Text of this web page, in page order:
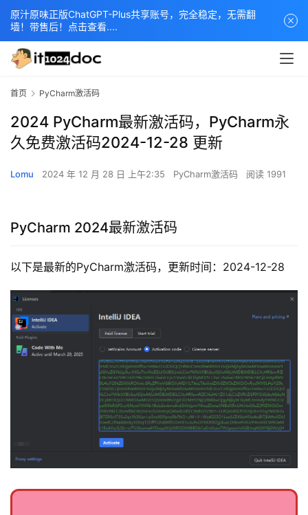
首页 PyCharm激活码
2024 PyCharm最新激活码，PyCharm永
久免费激活码2024-12-28 更新
Lomu 2024 年 12 月 28 日 上午2:35 PyCharm激活码 阅读 1991
PyCharm 2024最新激活码
以下是最新的PyCharm激活码，更新时间：2024-12-28
原汁原味正版ChatGPT-Plus共享账号，完全稳定，无需翻
墙！带售后！点击查看....